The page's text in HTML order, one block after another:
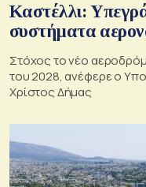
Καστέλλι:
συστήματα
Στόχος το νέο
του 2028, ανέφερε ο
Χρίστος Δήμας